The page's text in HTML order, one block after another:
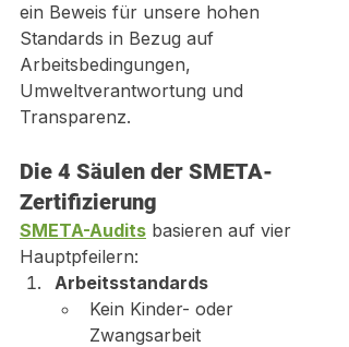
ein Beweis für unsere hohen
Standards in Bezug auf
Arbeitsbedingungen,
Umweltverantwortung und
Transparenz.
Die 4 Säulen der SMETA-
Zertifizierung
SMETA-Audits basieren auf vier
Hauptpfeilern:
Arbeitsstandards
Kein Kinder- oder
Zwangsarbeit